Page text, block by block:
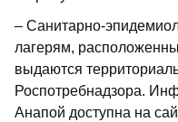
– Санитарно-
лагерям,
выдаются
Роспотребнадзора.
Анапой доступна на